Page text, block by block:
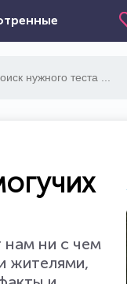
нам ни с чем
жителями,